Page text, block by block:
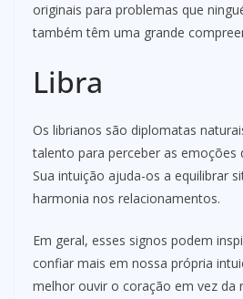
originais para problemas que
também têm uma grande
Libra
Os librianos são diplomatas
talento para perceber as emoções
Sua intuição ajuda-os a equilibrar
harmonia nos relacionamentos.
Em geral, esses signos podem
confiar mais em nossa própria
melhor ouvir o coração em vez da